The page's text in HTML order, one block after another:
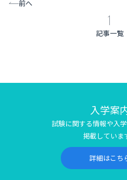
前へ
記事一覧
入学案
試験に関する情報や入
掲載していま
詳細はこち